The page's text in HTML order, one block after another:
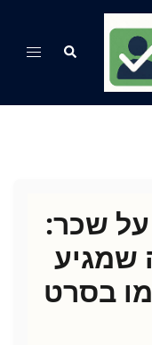
Search
Toggle
על שכר:
שמגיע
בסרט